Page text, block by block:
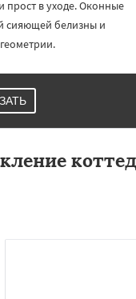
прост в уходе. Оконные
сияющей белизны и